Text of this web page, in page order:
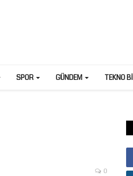
SPOR GÜNDEM TEKNO
0